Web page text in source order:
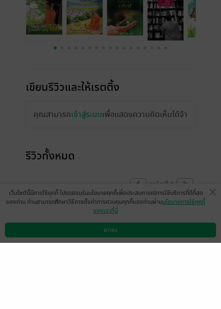
เขียนรีวิวและให้เรตติ้ง
คุณสามารถเข้าสู่ระบบเพื่อแสดงความคิดเห็นได้จ้า
รีวิวทั้งหมด
หน้าที่ 1
ดาวน์โหลดแอป วิธีการใช้งาน ติดต่อเรา
เว็บไซต์นี้มีการใช้คุกกี้ โปรดยอมรับนโยบายคุกกี้เพื่อประสบการณ์การใช้บริการที่ดีที่สุด
ของท่าน ท่านสามารถศึกษาวิธีการตั้งค่าการควบคุมคุกกี้ของท่านผ่านนโยบายการใช้คุกกี้
ของเราที่นี่
ตกลง